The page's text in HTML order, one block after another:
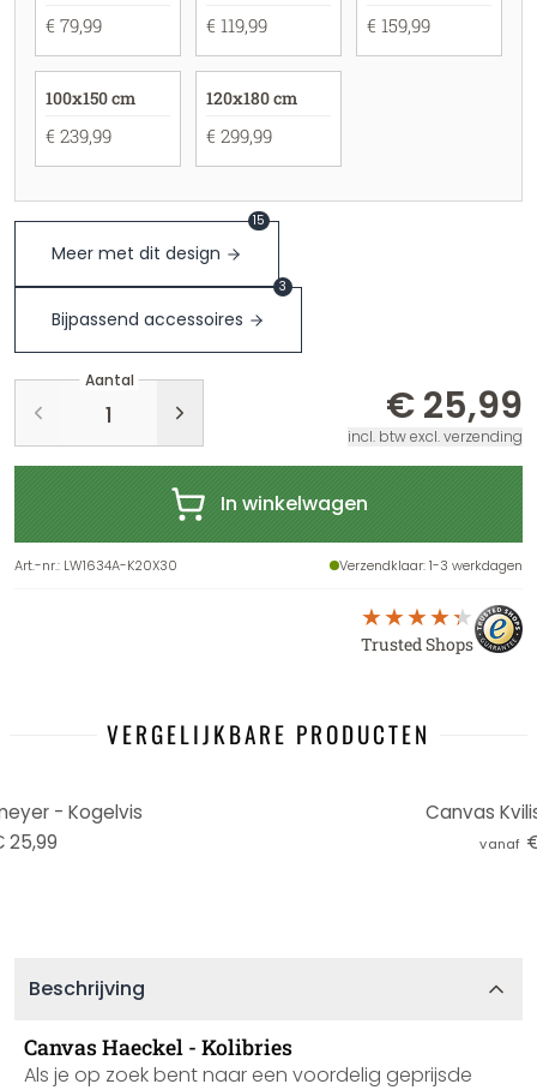
€ 79,99 € 119,99 € 159,99
100x150 cm
€ 239,99
120x180 cm
€ 299,99
Meer met dit design
15
Bijpassend accessoires
3
Aantal
€ 25,99
incl. btw excl. verzending
In winkelwagen
Art.-nr.: LW1634A-K20X30 Verzendklaar: 1-3 werkdagen
Trusted Shops
VERGELIJKBARE PRODUCTEN
- Kogelvis
25,99
Canvas
vanaf
Beschrijving
Canvas Haeckel - Kolibries
Als je op zoek bent naar een voordelig geprijsde